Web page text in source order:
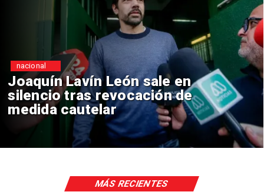
Chile y Venezuela
reinicio de relaciones
consulares
nacional
MÁS RECIENTES